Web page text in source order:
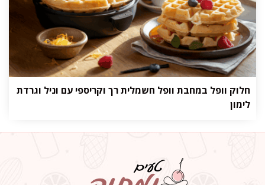
חלוק וופל במחבת וופל חשמלית רך וקריספי עם וניל וגרדת
לימון